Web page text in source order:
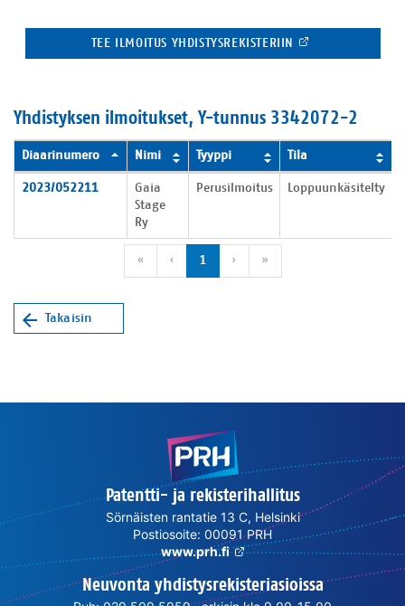
TEE ILMOITUS YHDISTYSREKISTERIIN
Yhdistyksen ilmoitukset, Y-tunnus 3342072-2
Yhdistyksen ilmoitukset
Diaarinumero Nimi Tyyppi Tila
2023/052211
Gaia
Stage
Ry
Perusilmoitus Loppuunkäsitelty
«Ensimmäinen sivu
‹Edellinen sivu
1 ›Seuraava sivu
»Viimeinen sivu
Takaisin
Patentti- ja rekisterihallitus
Sörnäisten rantatie 13 C, Helsinki
Postiosoite: 00091 PRH
www.prh.fi
Neuvonta yhdistysrekisteriasioissa